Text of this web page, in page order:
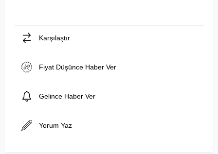
Karşılaştır
Fiyat Düşünce Haber Ver
Gelince Haber Ver
Yorum Yaz